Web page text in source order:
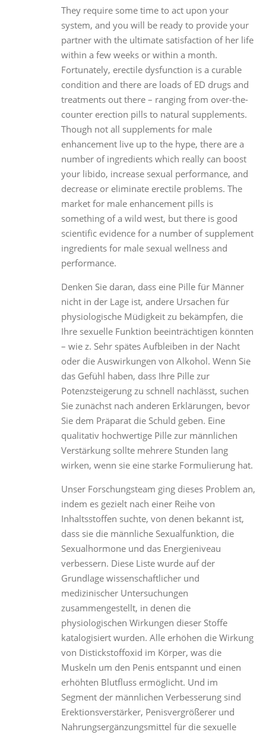
They require some time to act upon your
system, and you will be ready to provide your
partner with the ultimate satisfaction of her life
within a few weeks or within a month.
Fortunately, erectile dysfunction is a curable
condition and there are loads of ED drugs and
treatments out there – ranging from over-the-
counter erection pills to natural supplements.
Though not all supplements for male
enhancement live up to the hype, there are a
number of ingredients which really can boost
your libido, increase sexual performance, and
decrease or eliminate erectile problems. The
market for male enhancement pills is
something of a wild west, but there is good
scientific evidence for a number of supplement
ingredients for male sexual wellness and
performance.
Denken Sie daran, dass eine Pille für Männer
nicht in der Lage ist, andere Ursachen für
physiologische Müdigkeit zu bekämpfen, die
Ihre sexuelle Funktion beeinträchtigen könnten
– wie z. Sehr spätes Aufbleiben in der Nacht
oder die Auswirkungen von Alkohol. Wenn Sie
das Gefühl haben, dass Ihre Pille zur
Potenzsteigerung zu schnell nachlässt, suchen
Sie zunächst nach anderen Erklärungen, bevor
Sie dem Präparat die Schuld geben. Eine
qualitativ hochwertige Pille zur männlichen
Verstärkung sollte mehrere Stunden lang
wirken, wenn sie eine starke Formulierung hat.
Unser Forschungsteam ging dieses Problem an,
indem es gezielt nach einer Reihe von
Inhaltsstoffen suchte, von denen bekannt ist,
dass sie die männliche Sexualfunktion, die
Sexualhormone und das Energieniveau
verbessern. Diese Liste wurde auf der
Grundlage wissenschaftlicher und
medizinischer Untersuchungen
zusammengestellt, in denen die
physiologischen Wirkungen dieser Stoffe
katalogisiert wurden. Alle erhöhen die Wirkung
von Distickstoffoxid im Körper, was die
Muskeln um den Penis entspannt und einen
erhöhten Blutfluss ermöglicht. Und im
Segment der männlichen Verbesserung sind
Erektionsverstärker, Penisvergrößerer und
Nahrungsergänzungsmittel für die sexuelle